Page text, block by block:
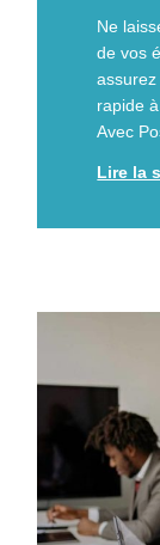
Ne
de vos
rapide
Avec
Lire la